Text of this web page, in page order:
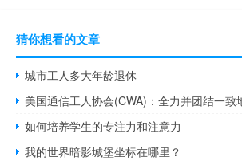
猜你想看的文章
城市工人多大年龄退休
如何培养学生的专注力和注意力
我的世界暗影城堡坐标在哪里？